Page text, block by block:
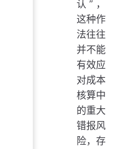
认”，
这种作
法往往
并不能
有效应
对成本
核算中
的重大
错报风
险，存